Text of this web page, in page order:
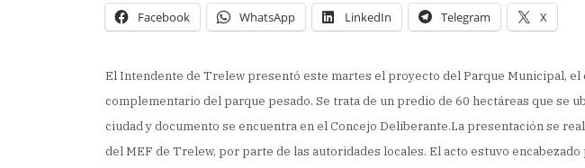
Facebook WhatsApp LinkedIn Telegram X
El Intendente de Trelew presentó este martes el proyecto del Parque Municipal, el
complementario del parque pesado. Se trata de un predio de 60 hectáreas que se
ciudad y documento se encuentra en el Concejo Deliberante.La presentación se
del MEF de Trelew, por parte de las autoridades locales. El acto estuvo